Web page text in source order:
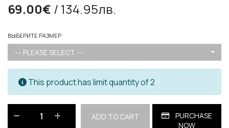
69.00€ / 134.95лв.
ВЫБЕРИТЕ РАЗМЕР
--- PLEASE SELECT ---
This product has limit quantity of 2
ADD TO CART
PURCHASE
NOW